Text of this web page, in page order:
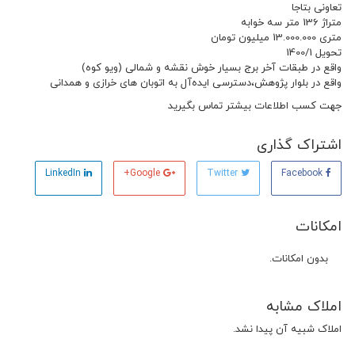
تعاونی بتاجا
متراژ 136 متر سه خوابه
متری 13.000.000 میلیون تومان
تحویل 1400/1
واقع در طبقات آخر برج بسیار خوش نقشه و شمالی (ویو کوه)
واقع در بلوار پژوهش،دسترسی ایده‌آل به اتوبان های خرازی و همدانی
جهت کسب اطلاعات بیشتر تماس بگیرید
اشتراک گذاری
Twitter
Google+
LinkedIn
امکانات
بدون امکانات.
املاک مشابه
املاک شبیه آن پیدا نشد.